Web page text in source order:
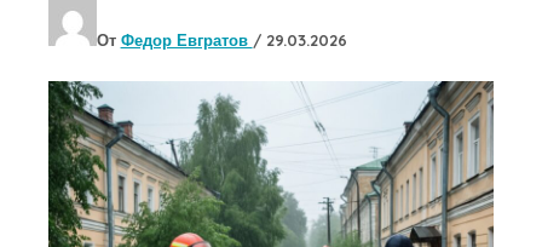
От Федор Евгратов / 29.03.2026